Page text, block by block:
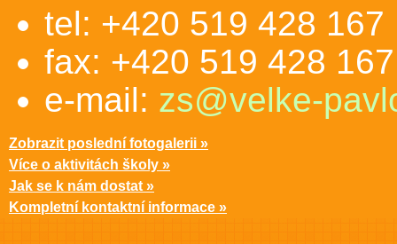
tel: +420 519 428 167
fax: +420 519 428 167
e-mail: zs@velke-
Zobrazit poslední fotogalerii »
Více o aktivitách školy »
Jak se k nám dostat »
Kompletní kontaktní informace »